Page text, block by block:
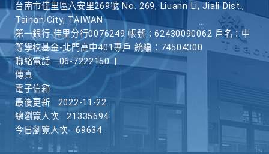
台南市佳里區六安里269號 No. 269, Liuann Li, Jiali Dist.,
Tainan City, TAIWAN
第一銀行 佳里分行0076249 帳號：62430090062 戶名：中
等學校基金-北門高中401專戶 統編：74504300
聯絡電話
06-7222150
傳真
電子信箱
最後更新
2022-11-22
總瀏覽人次
21335694
今日瀏覽人次
69634